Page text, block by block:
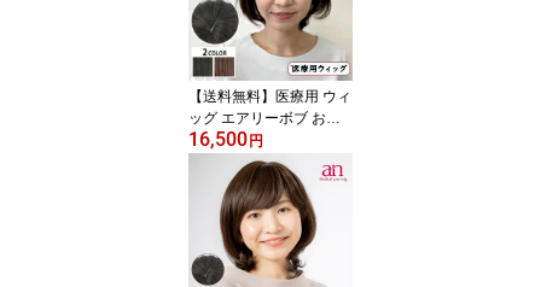
通気性 サイズ調整可能 JI
S規格適合 フルウィッグ
人毛ミックス ミセス an
wig-st-2-1
【送料無料】医療用 ウィ
ッグ エアリーボブ おし
ゃれ 自然 レディース 女
性 軽量 通気性 ナチュラ
ルブラック ダークブラウ
ン 黒髪 茶髪 高品質 低価
格 伸縮性 JIS規格 人毛ミ
ックス サイズ調整可能
フルウィッグ ボブ 医療
16,500 円